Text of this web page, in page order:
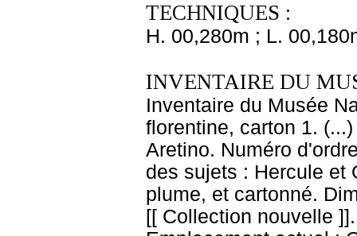
TECHNIQUES :
H. 00,280m ; L.
INVENTAIRE DU
Inventaire du Musée
florentine, carton 1.
Aretino. Numéro
des sujets : Hercule et
plume, et cartonné.
[[ Collection nouvelle